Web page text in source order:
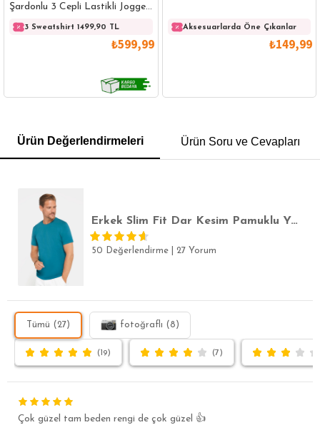
Şardonlu 3 Cepli Lastikli Jogger
Paça Siyah Eşofman Altı
3 Sweatshirt 1499,90 TL 3 Sweatshirt 1499,90 TL
₺599,99
Aksesuarlarda Öne Çıkanlar
₺149,99
POLO YAKA T-SHIRT KEMER BOXER
Ürün Değerlendirmeleri Ürün Soru ve Cevapları
Erkek Slim Fit Dar Kesim Pamuklu Yumuşak Doku Likralı Esnek Kumaş Basic Petrol Bisiklet Yaka Tişört
50 Değerlendirme 27 Yorum
Tümü (27) fotoğraflı (8)
(19) (7)
Çok güzel tam beden rengi de çok güzel 👍